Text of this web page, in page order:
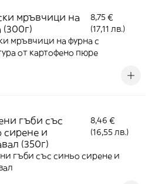
мръвчици на
(300г)
8,75 €
(17,11 лв.)
мръвчици на фурна с
от картофено пюре
гъби със
сирене и
(350г)
8,46 €
(16,55 лв.)
гъби със синьо сирене и